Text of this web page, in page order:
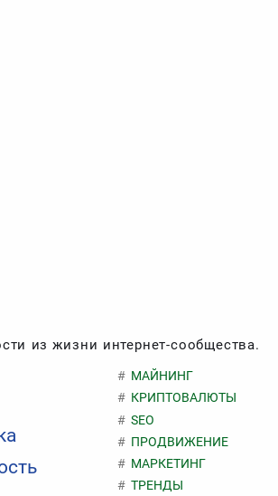
МАЙНИНГ
КРИПТОВАЛЮТЫ
SEO
ПРОДВИЖЕНИЕ
МАРКЕТИНГ
ТРЕНДЫ
из жизни интернет-сообщества.